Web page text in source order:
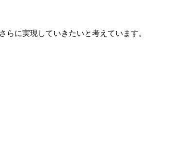
に実現していきたいと考えています。